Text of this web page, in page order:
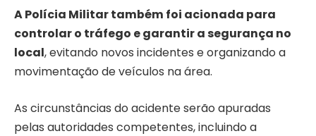
A Polícia Militar também foi acionada para
controlar o tráfego e garantir a segurança no
local, evitando novos incidentes e organizando a
movimentação de veículos na área.
As circunstâncias do acidente serão apuradas
pelas autoridades competentes, incluindo a